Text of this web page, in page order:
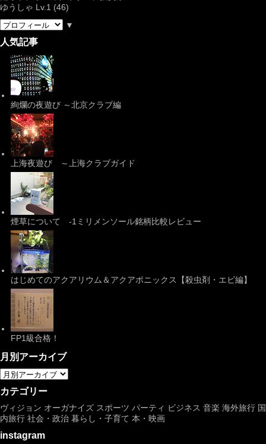
ゆうしゃ Lv.1 (46)
▼
人気記事
絢爛の夜遊び ～北京クラブ編
上海夜遊び ～上海クラブガイド
煙草について -1ミリメンソール銘柄比較レビュー
はじめてのアクアリウム＆アクアポニックス【殺虫剤・エビ編】
FP1級合格！
月別アーカイブ
カテゴリー
ヴィジョン オーガナイズ スポーツ パーティ ビジネス 音楽 海外旅行 国
内旅行 社会・政治 暮らし・子育て 本・映画
instagram